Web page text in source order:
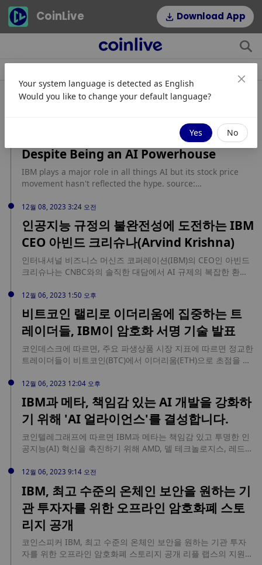
CoinLive Download App
관련 속보
Why IBM Saw Modest Gains in 2023
Despite Being an AI Powerhouse
IBM plays a major role in all things AI but its stock price
movement hasn't reflected the hype. source:
despite-being-an-ai-powerhouse/?
utm_source=rss&utm_medium=rss&utm_campaign=why-
ibm-saw-modest-gains-in-2023-despite-being-an-ai-
powerhouse
12월 08, 2023 3:24 오전
인공지능 규정의 불완전성에 도전하는 IBM
CEO 아빈드 크리슈나(Arvind Krishna)
인터내셔널 비즈니스 머신즈 코퍼레이션(IBM)의 CEO인 아빈드
크리슈나는 CNBC와의 솔직한 대담에서 AI 규제의 복잡한 환경
를 공유했습니다. 인공 지능에 대한 모든 규제 프레임 워크에 내
재 된 불완전성에 대한 그의 생각을 공개하면서 크리슈나는 캡슐
화의 과제를 강조했습니다 ... 출처:
https://www.cryptopolitan.com/ibm-ceo-arvind-challenges-
12월 06, 2023 1:50 오후
비트코인 랠리로 이더리움에 집중하는 트
레이더들, IBM이 암호화 서명 기술 발표
코인데스크에 따르면, 주요 파생상품 시장 지표에 따르면 정교한
트레이더들이 비트코인(BTC)에서 이더리움(ETH)으로 초점을 옮
더 나은 성과를 낼 수 있음을 시사한다고 합니다. 이번 분기 비트
코인은 60% 상승한 반면, 이더는 35% 상승에 그쳤습니다. 비트
코인은 연초 대비 163%, 이더리움은 89%의 상승률을 기록해 더
큰 기간 동안의 성과 격차는 더욱 커졌습니다. IBM은 콜드 스토
하여 수동 절차에 따른 위험을 줄이면서 자산을 인터넷 연결에서
멀리 떨어진 곳에 보관할 수 있습니다. IBM 하이퍼 프로텍트 오
간 기반 보안, 여러 이해관계자의 전자 거래 승인 등 추가 보안
계층을 제공하여 고가 거래를 보호하는 것을 목표로 합니다.
IBM은 최근 몇 년 동안 키 관리 및 기밀 컴퓨팅 기술에 대한 전문
지식을 디지털 자산과 암호화폐에 적용하고 있습니다. 자산 운용
사 블랙록과 암호화폐 투자사 비트와이즈는 월요일에 증권거래
화에서 질문했을 가능성이 있는 추가 질문에 답변했습니다. SEC
가 신청자들에게 어떤 주제에 대해 추가 정보 제공을 요청했는지
12월 06, 2023 12:04 오후
IBM과 메타, 책임감 있는 AI 개발을 강화하
기 위해 'AI 얼라이언스'를 결성합니다.
코인텔레그래프에 따르면 IBM과 메타는 책임감 있고 투명한 인
공지능(AI) 혁신을 촉진하기 위해 AMD, 델 테크놀로지스, 레드
합을 이끌고 AI 얼라이언스를 결성했습니다. 이는 AI 산업에서
패권을 차지하기 위한 경쟁이 심화되고 있는 가운데 경쟁보다는
협업을 강조하는 독특한 행보입니다. IBM과 메타가 공동 성명을
통해 밝힌 AI 얼라이언스의 목표는 안전, 협업, 다양성, 경제적
기회, 보편적 혜택에 대한 약속을 강조합니다. 연간 총 800억 달
러가 넘는 연구 개발 투자는 얼라이언스의 헌신을 강조합니다.
특히 AI 얼라이언스는 표준과 가이드라인을 설정하기 위해 관리
이사회와 기술 감독 위원회를 설립하여 AI 프로젝트를 발전시킬
12월 06, 2023 9:14 오전
IBM, 최고 수준의 온체인 보안을 원하는 기
관 투자자를 위한 오프라인 암호화폐 스토
리지 공개
코인스피커 IBM, 최고 수준의 온체인 보안을 원하는 기관 투자
자를 위한 오프라인 암호화폐 스토리지 공개 리플 랩스의 지원을
Your system language is detected as English
Would you like to change your default language?
Yes No